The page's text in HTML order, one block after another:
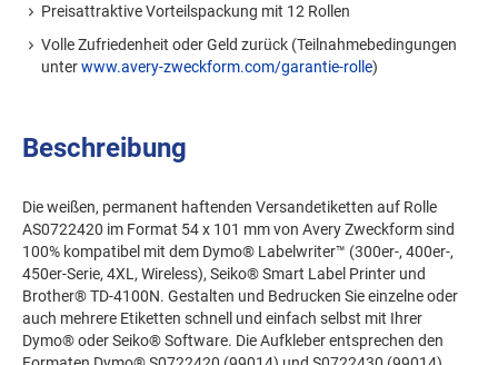
Preisattraktive Vorteilspackung mit 12 Rollen
Volle Zufriedenheit oder Geld zurück (Teilnahmebedingungen
unterwww.avery-zweckform.com/garantie-rolle)
Beschreibung
Die weißen, permanent haftenden Versandetiketten auf Rolle
AS0722420 im Format 54 x 101 mm von Avery Zweckform sind
100% kompatibel mit dem Dymo® Labelwriter™ (300er-, 400er-,
450er-Serie, 4XL, Wireless), Seiko® Smart Label Printer und
Brother® TD-4100N. Gestalten und Bedrucken Sie einzelne oder
auch mehrere Etiketten schnell und einfach selbst mit Ihrer
Dymo® oder Seiko® Software. Die Aufkleber entsprechen den